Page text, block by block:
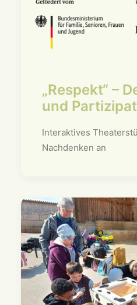
„Respekt“ –
und
Interaktives
Nachdenken an